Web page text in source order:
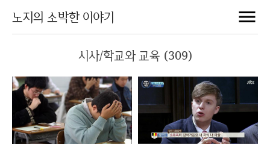
노지의 소박한 이야기
시사/학교와 교육 (309)